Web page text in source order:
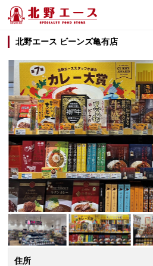
北野エース ビーンズ亀有店
住所